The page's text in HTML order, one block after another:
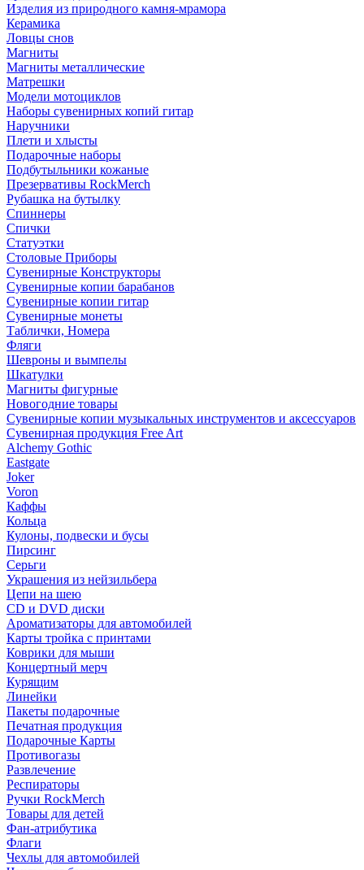
Изделия из природного камня-мрамора
Керамика
Ловцы снов
Магниты
Магниты металлические
Матрешки
Модели мотоциклов
Наборы сувенирных копий гитар
Наручники
Плети и хлысты
Подарочные наборы
Подбутыльники кожаные
Презервативы RockMerch
Рубашка на бутылку
Спиннеры
Спички
Статуэтки
Столовые Приборы
Сувенирные Конструкторы
Сувенирные копии барабанов
Сувенирные копии гитар
Сувенирные монеты
Таблички, Номера
Фляги
Шевроны и вымпелы
Шкатулки
Магниты фигурные
Новогодние товары
Сувенирные копии музыкальных инструментов и аксессуаров
Сувенирная продукция Free Art
Alchemy Gothic
Eastgate
Joker
Voron
Каффы
Кольца
Кулоны, подвески и бусы
Пирсинг
Серьги
Украшения из нейзильбера
Цепи на шею
CD и DVD диски
Ароматизаторы для автомобилей
Карты тройка с принтами
Коврики для мыши
Концертный мерч
Курящим
Линейки
Пакеты подарочные
Печатная продукция
Подарочные Карты
Противогазы
Развлечение
Респираторы
Ручки RockMerch
Товары для детей
Фан-атрибутика
Флаги
Чехлы для автомобилей